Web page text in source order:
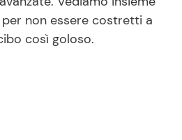
Ricette per Bambini
non essere costretti a
così goloso.